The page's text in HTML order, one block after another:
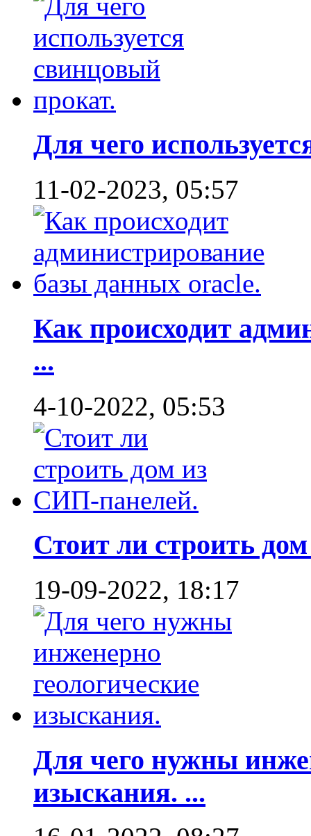
Для чего
11-02-2023, 05:57
Как происходит
...
4-10-2022, 05:53
Стоит ли строить
19-09-2022, 18:17
Для чего нужны
изыскания. ...